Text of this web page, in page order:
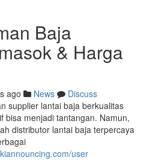
Baja
& Harga
ago News
Discuss
supplier lantai baja berkualitas
bisa menjadi tantangan. Namun,
distributor lantai baja terpercaya
user